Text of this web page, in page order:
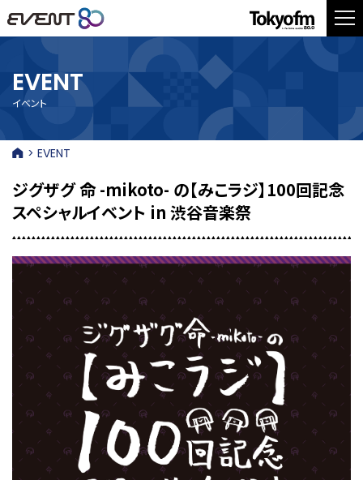
EVENT
イベント
> EVENT
ジグザグ 命 -mikoto- の【みこラジ】100回記念
スペシャルイベント in 渋谷音楽祭